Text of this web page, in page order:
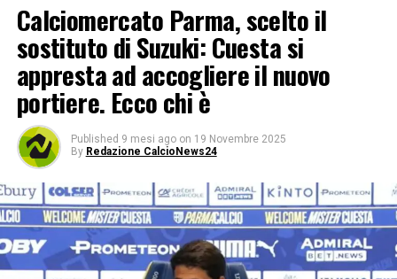
Calciomercato Parma, scelto il
sostituto di Suzuki: Cuesta si
appresta ad accogliere il nuovo
portiere. Ecco chi è
Published 9 mesi ago on 19 Novembre 2025
By Redazione CalcioNews24